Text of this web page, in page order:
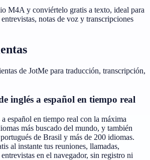
M4A y conviértelo gratis a texto, ideal para
notas de voz y transcripciones
de JotMe para traducción, transcripción,
inglés a español en tiempo real
español en tiempo real con la máxima
más buscado del mundo, y también
de Brasil y más de 200 idiomas.
al instante tus reuniones, llamadas,
en el navegador, sin registro ni